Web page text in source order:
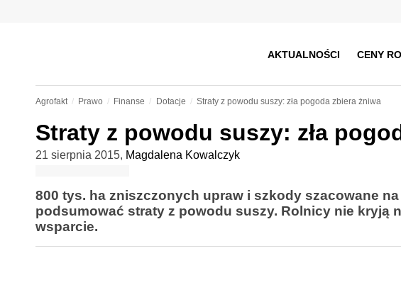
AKTUALNOŚCI CENY
Agrofakt Prawo Finanse Dotacje Straty z powodu suszy: zła pogoda zbiera żniwa
Straty z powodu suszy: zła
21 sierpnia 2015, Magdalena Kowalczyk
800 tys. ha zniszczonych upraw i szkody szacowane na
podsumować straty z powodu suszy. Rolnicy nie kryją
wsparcie.